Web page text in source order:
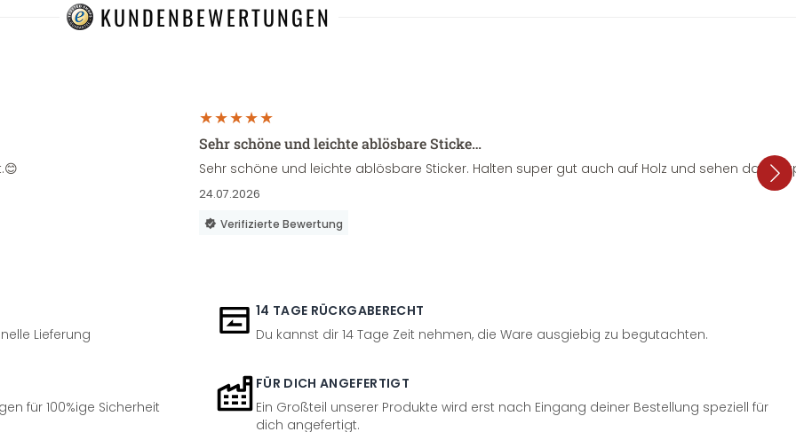
KUNDENBEWERTUNGEN
Sehr schöne und leichte ablösbare Sticke…
Sehr schöne und leichte ablösbare Sticker. Halten super gut auch auf Holz und sehen dazu
24.07.2026
Verifizierte Bewertung
Lieferung
14 TAGE RÜCKGABERECHT
Du kannst dir 14 Tage Zeit nehmen, die Ware ausgiebig zu begutachten.
für 100%ige Sicherheit
FÜR DICH ANGEFERTIGT
Ein Großteil unserer Produkte wird erst nach Eingang deiner Bestellung speziell für
dich angefertigt.